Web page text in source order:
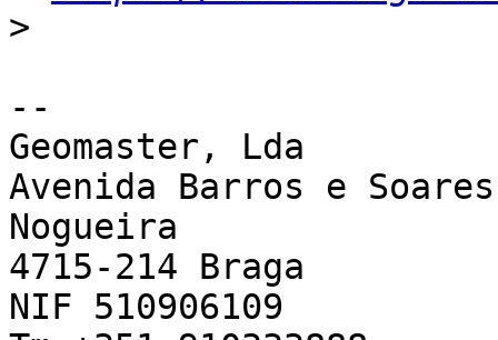
>
--
Geomaster, Lda
Avenida Barros e
Nogueira
4715-214 Braga
NIF 510906109